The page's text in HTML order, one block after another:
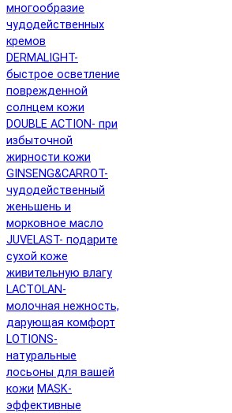
многообразие
чудодейственных
кремов
DERMALIGHT-
быстрое осветление
поврежденной
солнцем кожи
DOUBLE ACTION- при
избыточной
жирности кожи
GINSENG&CARROT-
чудодейственный
женьшень и
морковное масло
JUVELAST- подарите
сухой коже
живительную влагу
LACTOLAN-
молочная нежность,
дарующая комфорт
LOTIONS-
натуральные
лосьоны для вашей
кожи MASK-
эффективные